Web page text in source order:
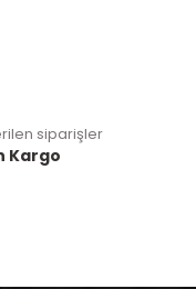
siparişler
Kargo